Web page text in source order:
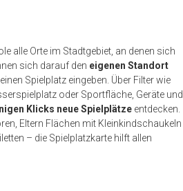
alle Orte im Stadtgebiet, an denen sich
sich darauf den eigenen Standort
Spielplatz eingeben. Über Filter wie
oder Sportfläche, Geräte und
Klicks neue Spielplätze entdecken.
Eltern Flächen mit Kleinkindschaukeln
– die Spielplatzkarte hilft allen